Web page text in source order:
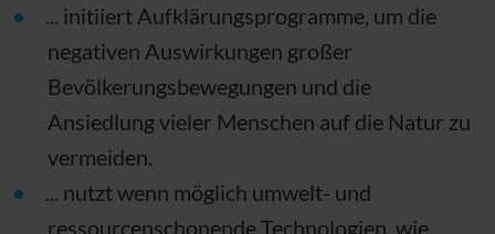
... initiiert Aufklärungsprogramme, um die
negativen Auswirkungen großer
Bevölkerungsbewegungen und die
Ansiedlung vieler Menschen auf die Natur zu
vermeiden.
... nutzt wenn möglich umwelt- und
ressourcenschonende Technologien, wie